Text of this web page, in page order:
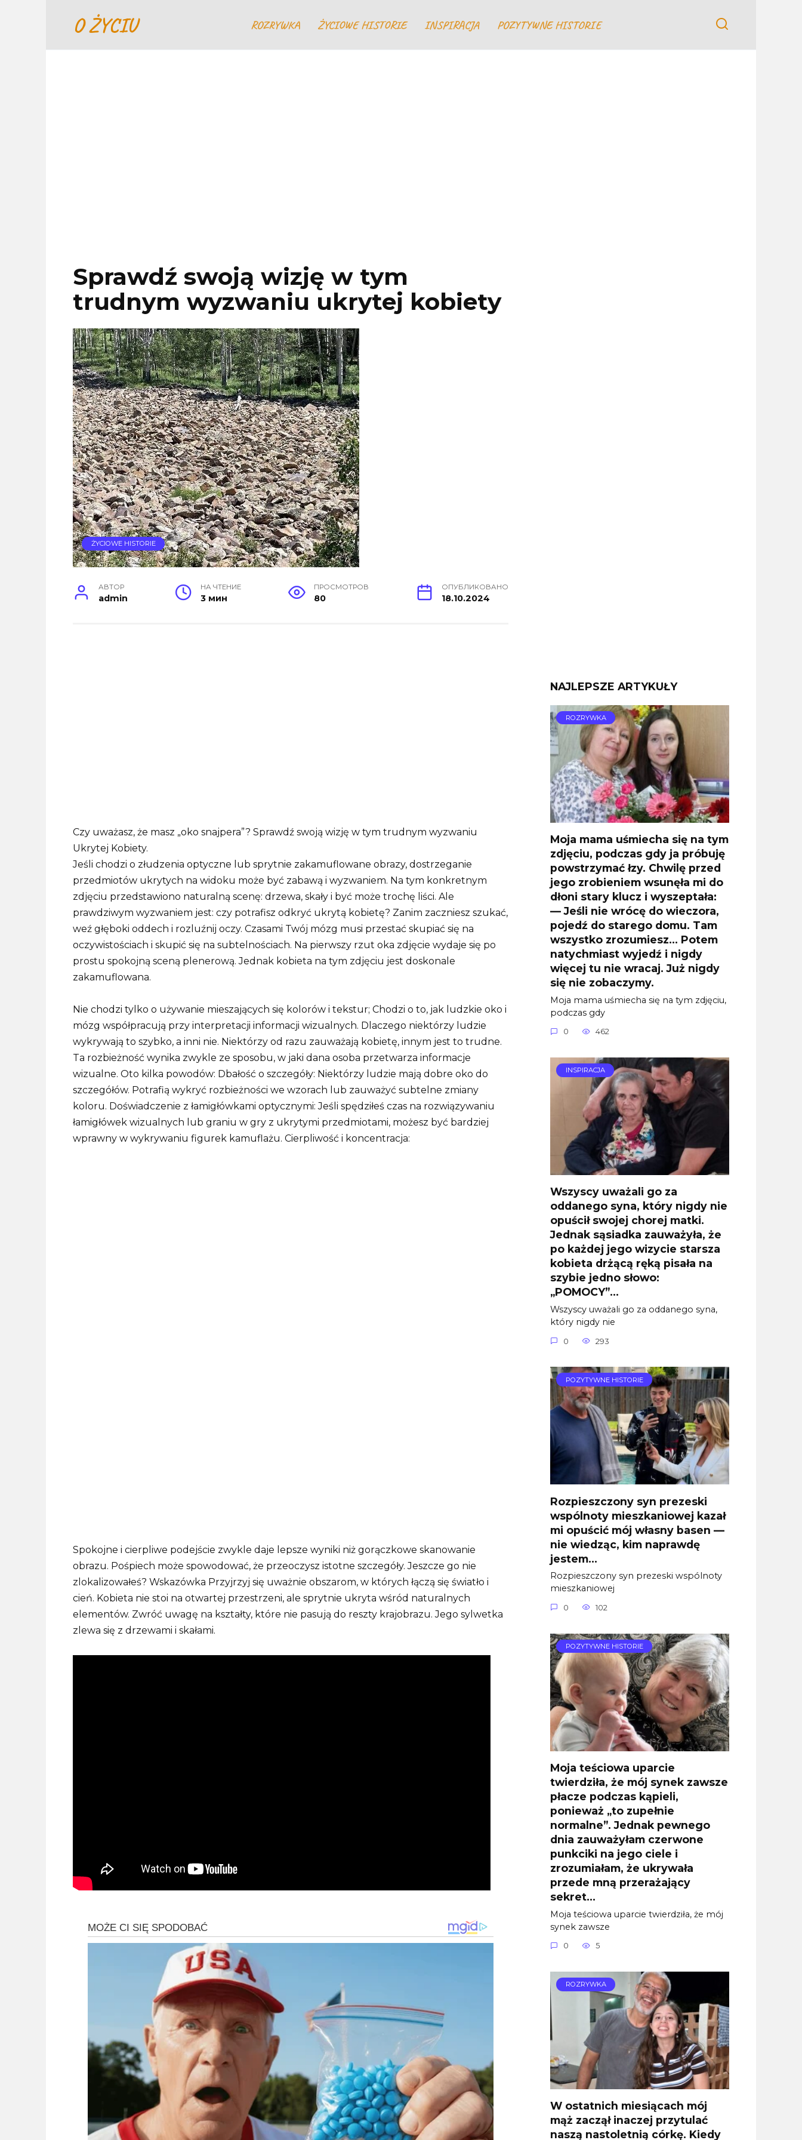
O ŻYCIU ROZRYWKA ŻYCIOWE HISTORIE INSPIRACJA POZYTYWNE HISTORIE
Sprawdź swoją wizję w tym
trudnym wyzwaniu ukrytej kobiety
ŻYCIOWE HISTORIE
АВТОР
admin
НА ЧТЕНИЕ
3 мин
ПРОСМОТРОВ
80
ОПУБЛИКОВАНО
18.10.2024
Czy uważasz, że masz „oko snajpera”? Sprawdź swoją wizję w tym trudnym wyzwaniu
Ukrytej Kobiety.
Jeśli chodzi o złudzenia optyczne lub sprytnie zakamuflowane obrazy, dostrzeganie
przedmiotów ukrytych na widoku może być zabawą i wyzwaniem. Na tym konkretnym
zdjęciu przedstawiono naturalną scenę: drzewa, skały i być może trochę liści. Ale
prawdziwym wyzwaniem jest: czy potrafisz odkryć ukrytą kobietę? Zanim zaczniesz szukać,
weź głęboki oddech i rozluźnij oczy. Czasami Twój mózg musi przestać skupiać się na
oczywistościach i skupić się na subtelnościach. Na pierwszy rzut oka zdjęcie wydaje się po
prostu spokojną sceną plenerową. Jednak kobieta na tym zdjęciu jest doskonale
zakamuflowana.
Nie chodzi tylko o używanie mieszających się kolorów i tekstur; Chodzi o to, jak ludzkie oko i
mózg współpracują przy interpretacji informacji wizualnych. Dlaczego niektórzy ludzie
wykrywają to szybko, a inni nie. Niektórzy od razu zauważają kobietę, innym jest to trudne.
Ta rozbieżność wynika zwykle ze sposobu, w jaki dana osoba przetwarza informacje
wizualne. Oto kilka powodów: Dbałość o szczegóły: Niektórzy ludzie mają dobre oko do
szczegółów. Potrafią wykryć rozbieżności we wzorach lub zauważyć subtelne zmiany
koloru. Doświadczenie z łamigłówkami optycznymi: Jeśli spędziłeś czas na rozwiązywaniu
łamigłówek wizualnych lub graniu w gry z ukrytymi przedmiotami, możesz być bardziej
wprawny w wykrywaniu figurek kamuflażu. Cierpliwość i koncentracja:
Spokojne i cierpliwe podejście zwykle daje lepsze wyniki niż gorączkowe skanowanie
obrazu. Pośpiech może spowodować, że przeoczysz istotne szczegóły. Jeszcze go nie
zlokalizowałeś? Wskazówka Przyjrzyj się uważnie obszarom, w których łączą się światło i
cień. Kobieta nie stoi na otwartej przestrzeni, ale sprytnie ukryta wśród naturalnych
elementów. Zwróć uwagę na kształty, które nie pasują do reszty krajobrazu. Jego sylwetka
zlewa się z drzewami i skałami.
NAJLEPSZE ARTYKUŁY
ROZRYWKA
Moja mama uśmiecha się na tym
zdjęciu, podczas gdy ja próbuję
powstrzymać łzy. Chwilę przed
jego zrobieniem wsunęła mi do
dłoni stary klucz i wyszeptała:
— Jeśli nie wrócę do wieczora,
pojedź do starego domu. Tam
wszystko zrozumiesz… Potem
natychmiast wyjedź i nigdy
więcej tu nie wracaj. Już nigdy
się nie zobaczymy.
Moja mama uśmiecha się na tym zdjęciu,
podczas gdy
0 462
INSPIRACJA
Wszyscy uważali go za
oddanego syna, który nigdy nie
opuścił swojej chorej matki.
Jednak sąsiadka zauważyła, że
po każdej jego wizycie starsza
kobieta drżącą ręką pisała na
szybie jedno słowo:
„POMOCY”…
Wszyscy uważali go za oddanego syna,
który nigdy nie
0 293
POZYTYWNE HISTORIE
Rozpieszczony syn prezeski
wspólnoty mieszkaniowej kazał
mi opuścić mój własny basen —
nie wiedząc, kim naprawdę
jestem…
Rozpieszczony syn prezeski wspólnoty
mieszkaniowej
0 102
POZYTYWNE HISTORIE
Moja teściowa uparcie
twierdziła, że mój synek zawsze
płacze podczas kąpieli,
ponieważ „to zupełnie
normalne”. Jednak pewnego
dnia zauważyłam czerwone
punkciki na jego ciele i
zrozumiałam, że ukrywała
przede mną przerażający
sekret…
Moja teściowa uparcie twierdziła, że mój
synek zawsze
0 5
ROZRYWKA
W ostatnich miesiącach mój
mąż zaczął inaczej przytulać
naszą nastoletnią córkę. Kiedy